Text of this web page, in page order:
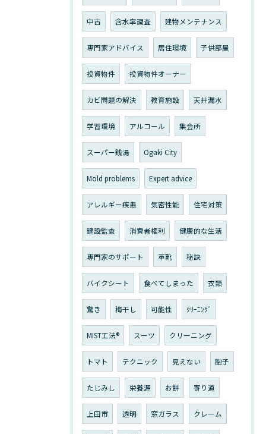
中古 含水率調査 建物メンテナンス
専門家アドバイス 居住環境 子供部屋
投資物件 投資物件オーナー
カビ問題の解決 教育施設 天井漏水
学習環境 アルコール 集会所
スーパー銭湯 Ogaki City
Mold problems Expert advice
アレルギー疾患 気密性能 住宅対策
建設監査 消費者権利 健康的な生活
専門家のサポート 革靴 秘訣
バイクシート 食べてしまった 衣類
驚き 梅干し 可能性 ｸﾘｰﾆﾝｸﾞ
MIST工法® スーツ クリーニング
トマト テクニック 見えない 胞子
たじみし 栄養源 お餅 寄り道
上田市 透明 窓ガラス クレーム